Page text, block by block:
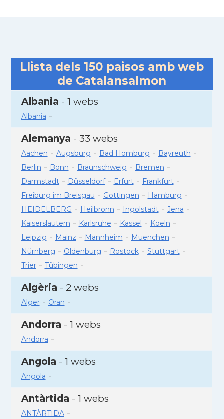
Llista dels 150 paisos amb web
de Catalansalmon
Albania - 1 webs
Albania -
Alemanya - 33 webs
Aachen - Augsburg - Bad Homburg - Bayreuth -
Berlin - Bonn - Braunschweig - Bremen -
Darmstadt- Düsseldorf- Erfurt- Frankfurt-
Freiburg im Breisgau - Gottingen - Hamburg -
HEIDELBERG - Heilbronn - Ingolstadt- Jena -
Kaiserslautern - Karlsruhe - Kassel - Koeln -
Leipzig - Mainz - Mannheim - Muenchen -
Nürnberg - Oldenburg - Rostock- Stuttgart-
Trier- Tübingen -
Algèria - 2 webs
Alger- Oran -
Andorra - 1 webs
Andorra -
Angola - 1 webs
Angola -
Antàrtida - 1 webs
ANTÀRTIDA-